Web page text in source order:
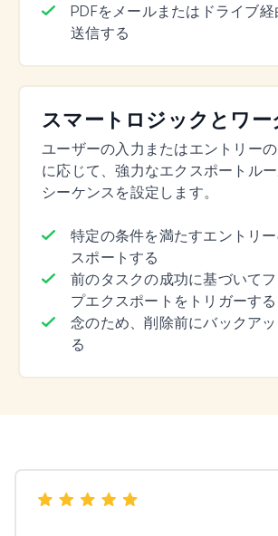
PDFをメールまたはドライブ
送信する
スマートロジックとワー
ユーザーの入力またはエントリー
に応じて、強力なエクスポートル
シーケンスを設定します。
特定の条件を満たすエントリ
スポートする
前のタスクの成功に基づいて
プエクスポートをトリガーする
念のため、削除前にバックア
る